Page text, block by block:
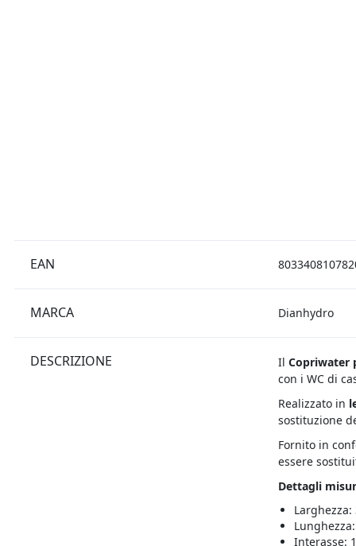
EAN
MARCA Dianhydro
DESCRIZIONE Il Copriwater
con i WC di
Realizzato in
sostituzione
Fornito in
essere
Dettagli
Larghezza:
Interasse: